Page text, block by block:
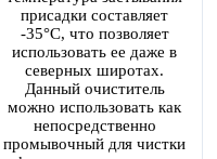
присадки составляет
-35°C, что позволяет
использовать ее даже в
северных широтах.
Данный очиститель
можно использовать как
непосредственно
промывочный для чистки